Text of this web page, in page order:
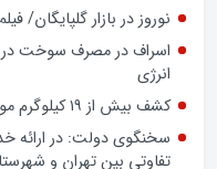
فرمانداران نیازمند چه
صرفه‌جویی در خیابان
افزایش تعرفه دندانپزشکی
نوروز در بازار گلپایگان/ فیلم
اسراف در مصرف سوخت در